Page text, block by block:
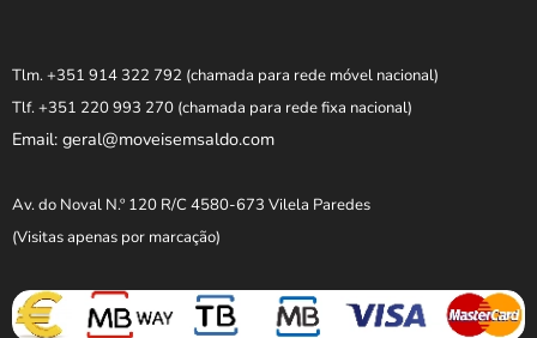
Tlm. +351 914 322 792 (chamada para rede móvel nacional)
Tlf. +351 220 993 270 (chamada para rede fixa nacional)
Email: geral@moveisemsaldo.com
Av. do Noval N.º 120 R/C 4580-673 Vilela Paredes
(Visitas apenas por marcação)